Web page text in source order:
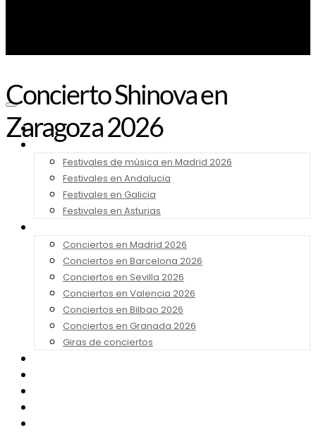
Noticias
Festivales 2026
Festivales de música en Madrid 2026
Festivales en Andalucia
Festivales en Galicia
Festivales en Asturias
Conciertos en Madrid 2026
Conciertos en Barcelona 2026
Conciertos en Sevilla 2026
Conciertos en Valencia 2026
Conciertos en Bilbao 2026
Conciertos en Granada 2026
Giras de conciertos
Concierto Shinova en
Zaragoza 2026